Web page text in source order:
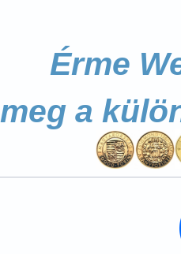
Érme
a